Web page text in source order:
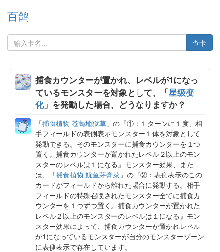
百鸽
查卡
捕食カウンターが置かれ、レベルが1になっ
ているモンスターを対象として、「星级变
化」を発動した場合、どうなりますか？
「捕食植物 苍蝇地狱草 」の『①：１ターンに１度、相
手フィールドの表側表示モンスター１体を対象として
発動できる。そのモンスターに捕食カウンターを１つ
置く。捕食カウンターが置かれたレベル２以上のモン
スターのレベルは１になる』モンスター効果、また
は、「捕食植物 鱿鱼茅膏菜 」の『②：表側表示のこの
カードがフィールドから離れた場合に発動する。相手
フィールドの特殊召喚されたモンスター全てに捕食カ
ウンターを１つずつ置く。捕食カウンターが置かれた
レベル２以上のモンスターのレベルは１になる』モン
スター効果によって、捕食カウンターが置かれレベル
が1になっているモンスターが自分のモンスターゾーン
に表側表示で存在しています。